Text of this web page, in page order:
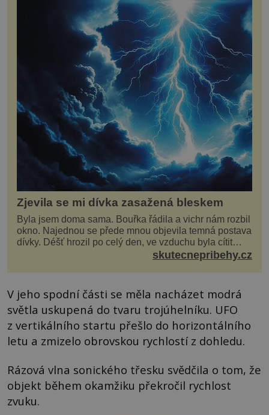
Zjevila se mi dívka zasažená bleskem
Byla jsem doma sama. Bouřka řádila a vichr nám rozbil
okno. Najednou se přede mnou objevila temná postava
dívky. Déšť hrozil po celý den, ve vzduchu byla cítit
bouřka. Do topolů před domem se opřel ví...skutecnepribehy.cz
V jeho spodní části se měla nacházet modrá
světla uskupená do tvaru trojúhelníku. UFO
z vertikálního startu přešlo do horizontálního
letu a zmizelo obrovskou rychlostí z dohledu.
Rázová vlna sonického třesku svědčila o tom, že
objekt během okamžiku překročil rychlost
zvuku.